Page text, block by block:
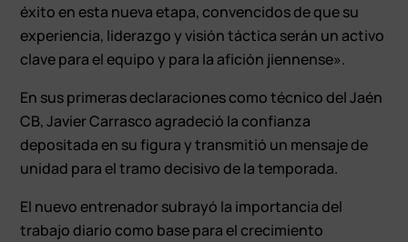
éxito en esta nueva etapa, convencidos de que su
experiencia, liderazgo y visión táctica serán un activo
clave para el equipo y para la afición jiennense».
En sus primeras declaraciones como técnico del Jaén
CB, Javier Carrasco agradeció la confianza
depositada en su figura y transmitió un mensaje de
unidad para el tramo decisivo de la temporada.
El nuevo entrenador subrayó la importancia del
trabajo diario como base para el crecimiento